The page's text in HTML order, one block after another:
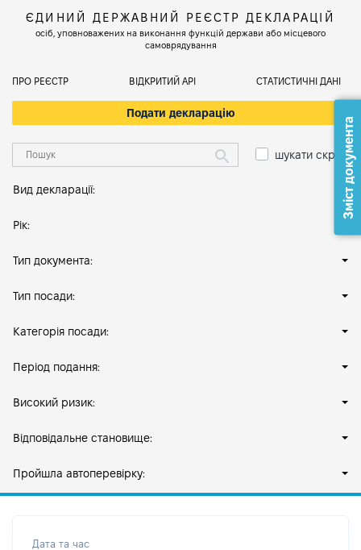
ЄДИНИЙ ДЕРЖАВНИЙ РЕЄСТР ДЕКЛАРАЦІЙ
осіб, уповноважених на виконання функцій держави або місцевого
самоврядування
ПРО РЕЄСТР ВІДКРИТИЙ АРІ СТАТИСТИЧНІ ДАНІ
Подати декларацію
шукати скрізь
Вид декларації:
Рік:
Тип документа:
Тип посади:
Категорія посади:
Період подання:
Високий ризик:
Відповідальне становище:
Пройшла автоперевірку:
Дата та час
Зміст документа